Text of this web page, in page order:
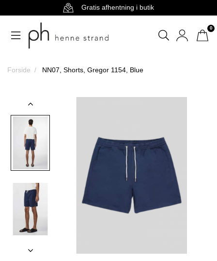
Gratis afhentning i butik
0
Forside NN07, Shorts, Gregor 1154, Blue